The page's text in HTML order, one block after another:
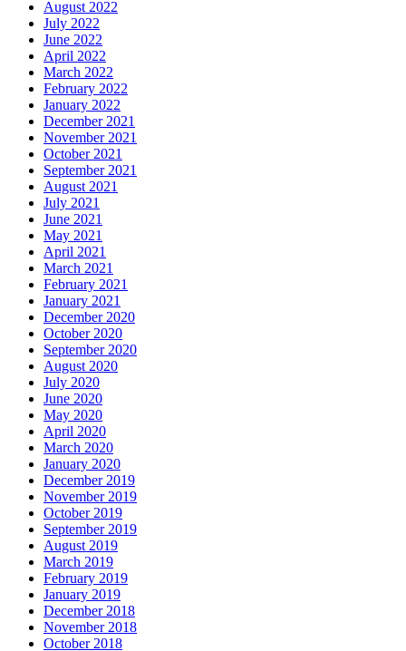
August 2022
July 2022
June 2022
April 2022
March 2022
February 2022
January 2022
December 2021
November 2021
October 2021
September 2021
August 2021
July 2021
June 2021
May 2021
April 2021
March 2021
February 2021
January 2021
December 2020
October 2020
September 2020
August 2020
July 2020
June 2020
May 2020
April 2020
March 2020
January 2020
December 2019
November 2019
October 2019
September 2019
August 2019
March 2019
February 2019
January 2019
December 2018
November 2018
October 2018